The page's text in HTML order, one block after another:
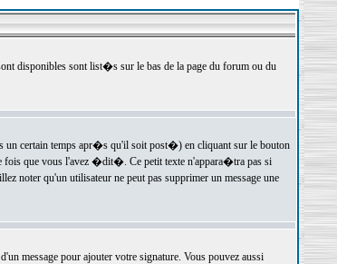
disponibles sont list�s sur le bas de la page du forum ou du
un certain temps apr�s qu'il soit post�) en cliquant sur le bouton
fois que vous l'avez �dit�. Ce petit texte n'appara�tra pas si
noter qu'un utilisateur ne peut pas supprimer un message une
message pour ajouter votre signature. Vous pouvez aussi